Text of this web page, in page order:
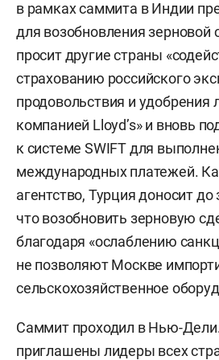
в рамках саммита в Индии
для возобновления зерновой
просит другие страны
страхованию российского
продовольствия и удобрения
компанией Lloyd’s» и вновь
к системе SWIFT для
международных платежей.
агентство, Турция доносит
что возобновить зерновую
благодаря «ослаблению
не позволяют Москве
сельскохозяйственное
Саммит проходил в Нью-
приглашены лидеры всех